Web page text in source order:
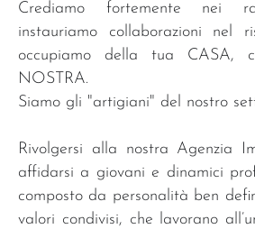
Crediamo fortemente nei
instauriamo collaborazioni nel
occupiamo della tua CASA,
NOSTRA.
Siamo gli "artigiani" del nostro
Rivolgersi alla nostra Agenzia
affidarsi a giovani e dinamici
composto da personalità ben
valori condivisi, che lavorano